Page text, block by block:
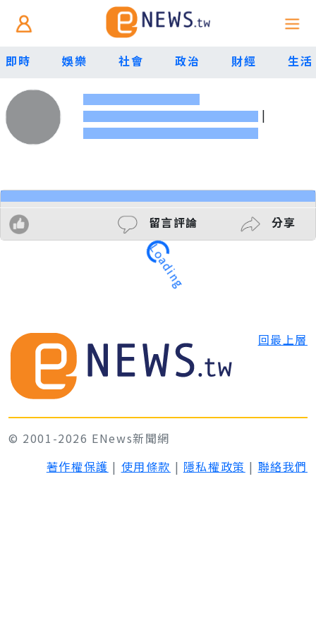
即時 娛樂 社會 政治 財經 生活
|
留言評論 分享
Loading
回最上層
© 2001-2026 ENews新聞網
著作權保護 | 使用條款 | 隱私權政策 | 聯絡我們